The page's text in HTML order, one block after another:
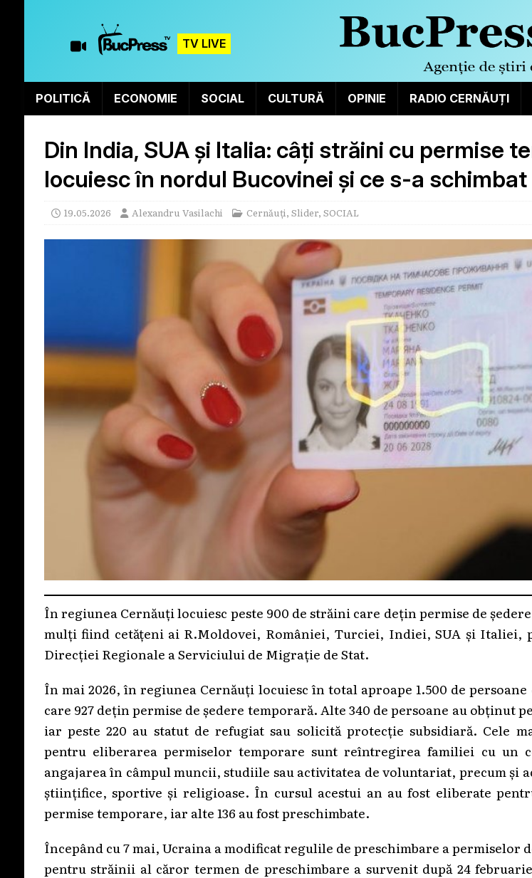
TV LIVE
POLITICĂ ECONOMIE SOCIAL CULTURĂ OPINIE RADIO CERNĂUȚI
Din India, SUA și Italia: câți străini cu permise
locuiesc în nordul Bucovinei și ce s-a schimbat
19.05.2026 Alexandru Vasilachi Cernăuți, Slider, SOCIAL
În regiunea Cernăuți locuiesc peste 900 de străini care dețin permise de
mulți fiind cetățeni ai R.Moldovei, României, Turciei, Indiei, SUA și Italiei,
Direcției Regionale a Serviciului de Migrație de Stat.
În mai 2026, în regiunea Cernăuți locuiesc în total aproape 1.500 de
care 927 dețin permise de ședere temporară. Alte 340 de persoane au obținut
iar peste 220 au statut de refugiat sau solicită protecție subsidiară. Cele
pentru eliberarea permiselor temporare sunt reîntregirea familiei cu un
angajarea în câmpul muncii, studiile sau activitatea de voluntariat, precum și
științifice, sportive și religioase. În cursul acestui an au fost eliberate
permise temporare, iar alte 136 au fost preschimbate.
Începând cu 7 mai, Ucraina a modificat regulile de preschimbare a permiselor
pentru străinii al căror termen de preschimbare a survenit după 24